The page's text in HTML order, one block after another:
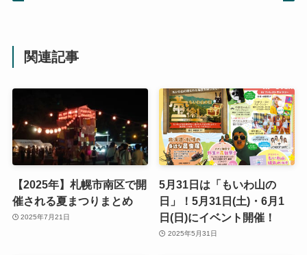
関連記事
【2025年】札幌市南区で開
催される夏まつりまとめ
2025年7月21日
5月31日は「もいわ山の
日」！5月31日(土)・6月1
日(日)にイベント開催！
2025年5月31日